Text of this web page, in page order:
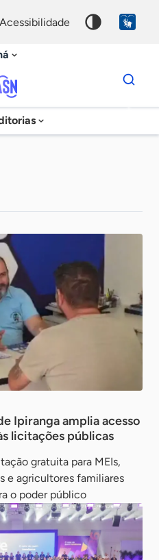
acessibilidade
Dados
para
chave
Ipiranga amplia acesso
licitações públicas
gratuita para MEIs,
e agricultores familiares
o poder público